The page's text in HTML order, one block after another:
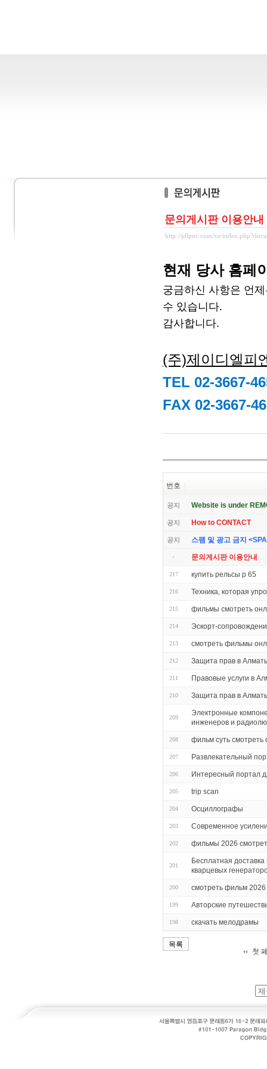
문의게시판 이용안내
http://jdlpnc.com/xe/
현재 당사 홈페
궁금하신 사항은 언
수 있습니다.
감사합니다.
(주)제이디엘피
TEL 02-3667-
FAX 02-3667-
번호
공지 Website is under
공지 How to CONTACT
공지 스팸 및 광고 금지
문의게시판 이용안내
217 купить рельсы р 65
216 Техника, которая
215 фильмы смотреть
214 Эскорт-
213 смотреть фильмы
212 Защита прав в
211 Правовые услуги в
210 Защита прав в
209
Электронные
инженеров и
208 фильм суть смотреть
207 Развлекательный
206 Интересный портал
205 trip scan
204 Осциллографы
203 Современное
202 фильмы 2026
201
Бесплатная
кварцевых
200 смотреть фильм 2026
199 Авторские
198 скачать мелодрамы
목록
첫